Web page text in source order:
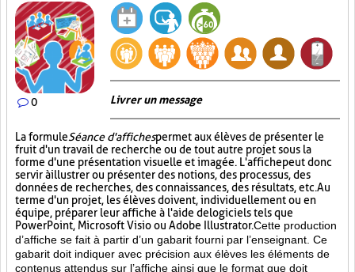
0 Livrer un message
La formuleSéance d'affichespermet aux élèves de présenter le
fruit d'un travail de recherche ou de tout autre projet sous la
forme d'une présentation visuelle et imagée. L'affichepeut donc
servir à illustrer ou présenter des notions, des processus, des
données de recherches, des connaissances, des résultats, etc. Au
terme d'un projet, les élèves doivent, individuellement ou en
équipe, préparer leur affiche à l'aide de logiciels tels que
PowerPoint, Microsoft Visio ou Adobe Illustrator.Cette production
d’affiche se fait à partir d’un gabarit fourni par l’enseignant. Ce
gabarit doit indiquer avec précision aux élèves les éléments de
contenus attendus sur l’affiche ainsi que le format que doit